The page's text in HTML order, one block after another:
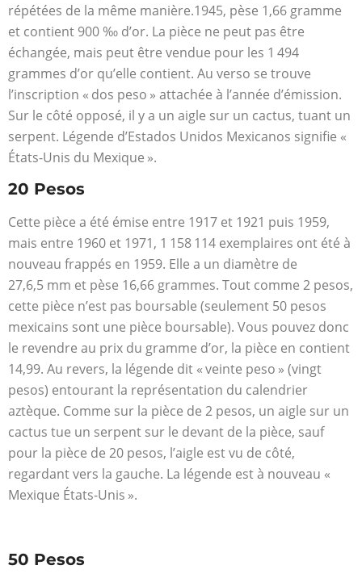
répétées de la même manière.1945, pèse 1,66 gramme
et contient 900 ‰ d’or. La pièce ne peut pas être
échangée, mais peut être vendue pour les 1 494
grammes d’or qu’elle contient. Au verso se trouve
l’inscription « dos peso » attachée à l’année d’émission.
Sur le côté opposé, il y a un aigle sur un cactus, tuant un
serpent. Légende d’Estados Unidos Mexicanos signifie «
États-Unis du Mexique ».
20 Pesos
Cette pièce a été émise entre 1917 et 1921 puis 1959,
mais entre 1960 et 1971, 1 158 114 exemplaires ont été à
nouveau frappés en 1959. Elle a un diamètre de
27,6,5 mm et pèse 16,66 grammes. Tout comme 2 pesos,
cette pièce n’est pas boursable (seulement 50 pesos
mexicains sont une pièce boursable). Vous pouvez donc
le revendre au prix du gramme d’or, la pièce en contient
14,99. Au revers, la légende dit « veinte peso » (vingt
pesos) entourant la représentation du calendrier
aztèque. Comme sur la pièce de 2 pesos, un aigle sur un
cactus tue un serpent sur le devant de la pièce, sauf
pour la pièce de 20 pesos, l’aigle est vu de côté,
regardant vers la gauche. La légende est à nouveau «
Mexique États-Unis ».
50 Pesos